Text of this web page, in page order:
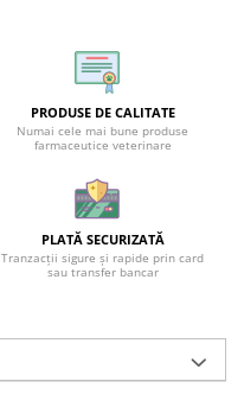
PRODUSE DE CALITATE
Numai cele mai bune produse
farmaceutice veterinare
PLATĂ SECURIZATĂ
Tranzacții sigure și rapide prin card
sau transfer bancar